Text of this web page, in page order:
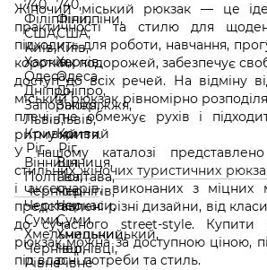
Жіночий міський рюкзак — це
практичності та стилю для
підходить для роботи, навчання,
коротких подорожей, забезпечує
доступ до всіх речей. На відміну
міський рюкзак рівномірно
плечі, не обмежує рухів і
ритму життя.
У нашому каталозі
стильнихжіночих туристичних
і аксесуарів, виконаних з міцних
представлені різні дизайни, від
до сучасного street-style. Купити
рюкзак можна за доступною ціною,
під власні потреби та стиль.